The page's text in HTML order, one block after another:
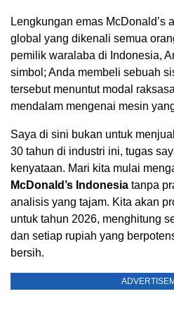
Lengkungan emas McDonald’s
global yang dikenali semua
pemilik waralaba di Indonesia,
simbol; Anda membeli sebuah
tersebut menuntut modal
mendalam mengenai mesin
Saya di sini bukan untuk
30 tahun di industri ini, tugas
kenyataan. Mari kita mulai
McDonald’s Indonesia tanpa
analisis yang tajam. Kita akan
untuk tahun 2026, menghitung
dan setiap rupiah yang
bersih.